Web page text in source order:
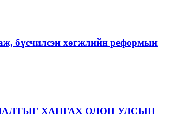
бүсчилсэн хөгжлийн реформын
ХАНГАХ ОЛОН УЛСЫН